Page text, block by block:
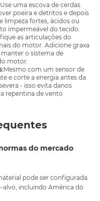
Use uma escova de cerdas
poeira e detritos e depois
limpeza fortes, ácidos ou
impermeável do tecido.
as articulações do
do motor. Adicione graxa
o sistema de
motor.
Mesmo com um sensor de
e corte a energia antes da
- isso evita danos
repentina de vento
do mercado
pode ser configurada
alvo, incluindo América do